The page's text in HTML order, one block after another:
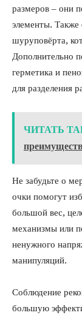
размеров – они
элементы. Также
шуруповёрта,
Дополнительно
герметика и
для разделения
ЧИТАТЬ
Не забудьте о
очки помогут
большой вес,
механизмы или
ненужного
манипуляций.
Соблюдение
большую